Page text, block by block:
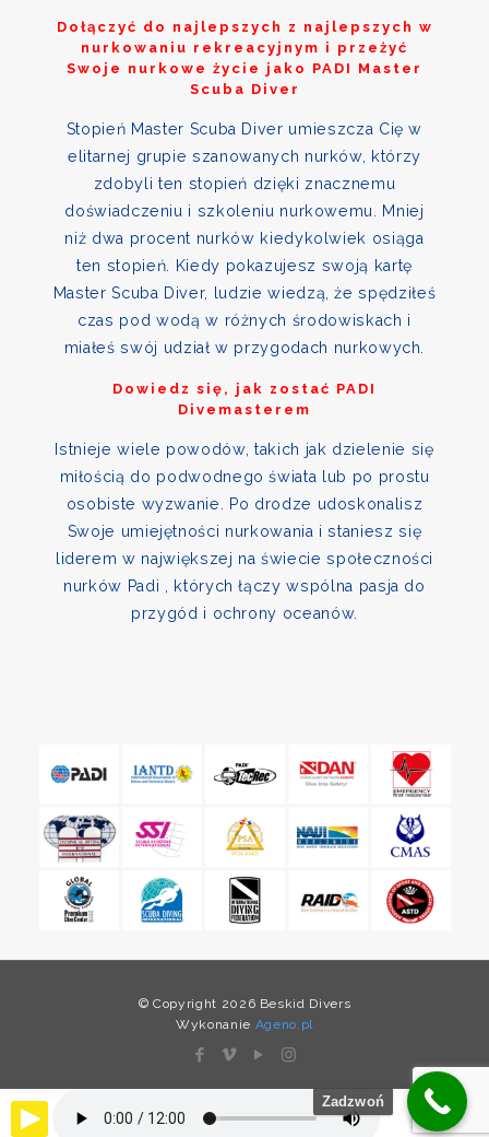
Dołączyć do najlepszych z najlepszych w
nurkowaniu rekreacyjnym i przeżyć
Swoje nurkowe życie jako PADI Master
Scuba Diver
Stopień Master Scuba Diver umieszcza Cię w
elitarnej grupie szanowanych nurków, którzy
zdobyli ten stopień dzięki znacznemu
doświadczeniu i szkoleniu nurkowemu. Mniej
niż dwa procent nurków kiedykolwiek osiąga
ten stopień. Kiedy pokazujesz swoją kartę
Master Scuba Diver, ludzie wiedzą, że spędziłeś
czas pod wodą w różnych środowiskach i
miałeś swój udział w przygodach nurkowych.
Dowiedz się, jak zostać PADI
Divemasterem
Istnieje wiele powodów, takich jak dzielenie się
miłością do podwodnego świata lub po prostu
osobiste wyzwanie. Po drodze udoskonalisz
Swoje umiejętności nurkowania i staniesz się
liderem w największej na świecie społeczności
nurków Padi , których łączy wspólna pasja do
przygód i ochrony oceanów.
© Copyright 2026 Beskid Divers
Wykonanie Ageno.pl
Zadzwoń